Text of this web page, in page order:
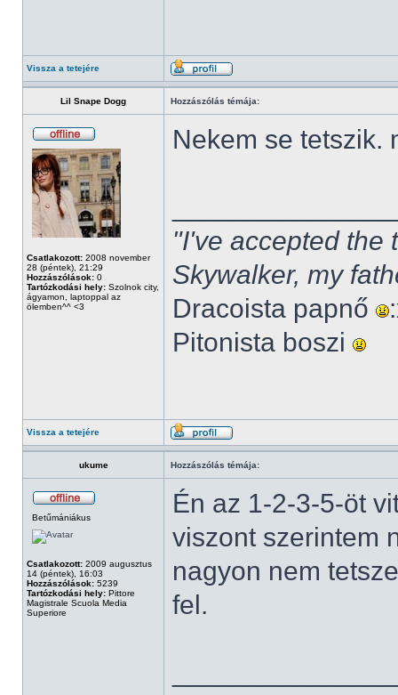
Vissza a tetejére
Lil Snape Dogg Hozzászólás témája:
Csatlakozott: 2008 november
28 (péntek), 21:29
Hozzászólások: 0
Tartózkodási hely: Szolnok city,
ágyamon, laptoppal az
ölemben^^ <3
Nekem se tetszik.
"I've accepted the
Skywalker, my
Dracoista papnő
Pitonista boszi
Vissza a tetejére
ukume Hozzászólás témája:
Betűmániákus
Csatlakozott: 2009 augusztus
14 (péntek), 16:03
Hozzászólások: 5239
Tartózkodási hely: Pittore
Magistrale Scuola Media
Superiore
Én az 1-2-3-5-öt
viszont szerintem
nagyon nem
fel.